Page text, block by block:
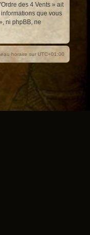
des 4 Vents » ait
que vous
ni phpBB, ne
horaire sur UTC+01:00